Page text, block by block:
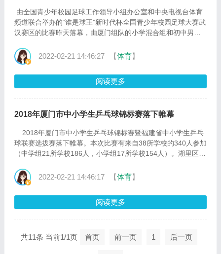
由全国青少年校园足球工作领导小组办公室和中央电视台体育
频道联合举办的“谁是球王”新时代杯全国青少年校园足球大赛武
汉赛区的比赛昨天落幕，由厦门组队的小学混合组和初中男子
建小学组和初中男子组分别以1比0和3比1力克实力强劲的东道
主湖北武汉队，夺得小学混合组和初中男子组两项冠军。
本次武汉站的比赛由湖北、福建、湖···
2022-02-21 14:46:27 【体育】
阅读更多
2018年厦门市中小学生乒乓球锦标赛落下帷幕
2018年厦门市中小学生乒乓球锦标赛暨福建省中小学生乒乓
球联赛选拔赛落下帷幕。本次比赛有来自38所学校的340人参加
（中学组21所学校186人，小学组17所学校154人）。湖里区少
比赛。 在初中组五个项目的比赛中，湖里中学代表队5名参
赛队员（4男1女）在所报的四个项目（男子单打、女子单打、
男子双打、混合双打）中获得了其中三项第一名···
2022-02-21 14:46:17 【体育】
阅读更多
共11条 当前1/1页 首页 前一页 1 后一页